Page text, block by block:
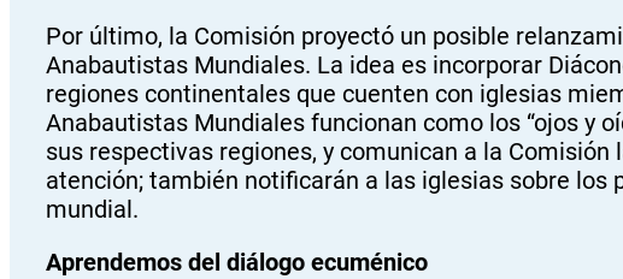
Por último, la Comisión proyectó un posible
Anabautistas Mundiales. La idea es incorporar
regiones continentales que cuenten con iglesias
Anabautistas Mundiales funcionan como los “ojos y
sus respectivas regiones, y comunican a la
atención; también notificarán a las iglesias sobre los
mundial.
Aprendemos del diálogo ecuménico